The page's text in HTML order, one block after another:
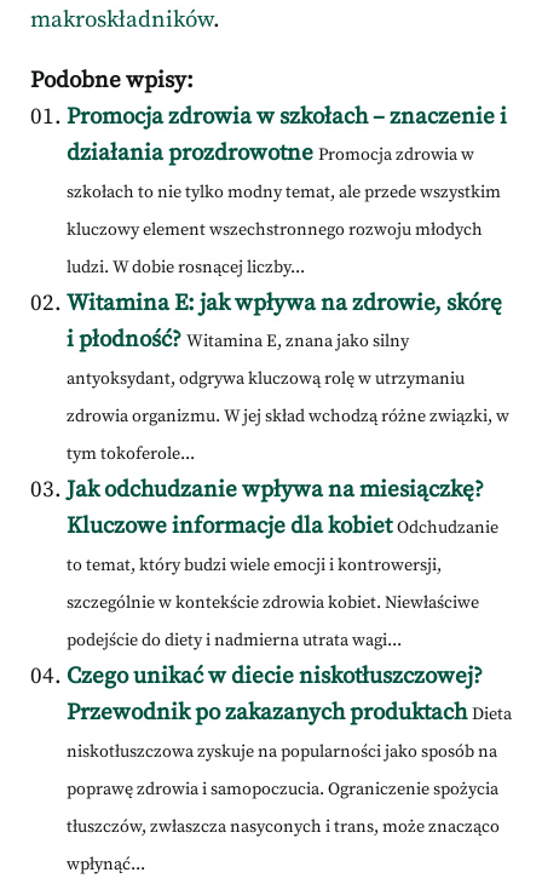
makroskładników.
Podobne wpisy:
Promocja zdrowia w szkołach – znaczenie i
działania prozdrowotne Promocja zdrowia w
szkołach to nie tylko modny temat, ale przede wszystkim
kluczowy element wszechstronnego rozwoju młodych
ludzi. W dobie rosnącej liczby...
Witamina E: jak wpływa na zdrowie, skórę
i płodność? Witamina E, znana jako silny
antyoksydant, odgrywa kluczową rolę w utrzymaniu
zdrowia organizmu. W jej skład wchodzą różne związki, w
tym tokoferole...
Jak odchudzanie wpływa na miesiączkę?
Kluczowe informacje dla kobiet Odchudzanie
to temat, który budzi wiele emocji i kontrowersji,
szczególnie w kontekście zdrowia kobiet. Niewłaściwe
podejście do diety i nadmierna utrata wagi...
Czego unikać w diecie niskotłuszczowej?
Przewodnik po zakazanych produktach Dieta
niskotłuszczowa zyskuje na popularności jako sposób na
poprawę zdrowia i samopoczucia. Ograniczenie spożycia
tłuszczów, zwłaszcza nasyconych i trans, może znacząco
wpłynąć...